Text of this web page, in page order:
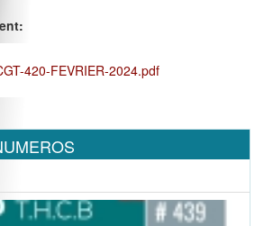
420-FEVRIER-2024.pdf